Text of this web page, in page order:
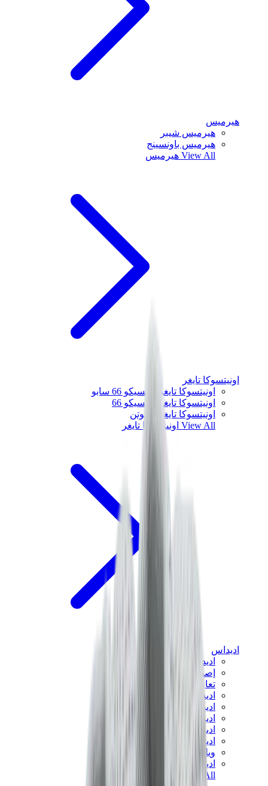
هيرميس
هيرميس شيبر
هيرميس باونسينج
View All هيرميس
اونيتسوكا تايغر
اونيتسوكا تايغر مكسيكو 66 سابو
اونيتسوكا تايغر مكسيكو 66
اونيتسوكا تايغر توكوتن
View All اونيتسوكا تايغر
اديداس
اديداس الأكثر مبيعاً
إصدارات اديداس الجديدة
تعاونات اديداس
اديداس كامبوس
اديداس سامبا
اديداس سبيزيال
اديداس غزال
اديداس فوروم لو
ويلز بونر
اديداس اوريجينالز
View All